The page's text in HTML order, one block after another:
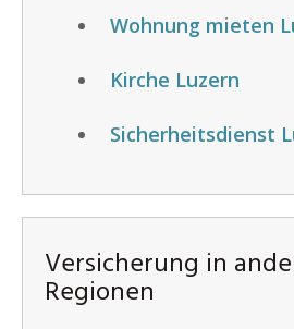
Wohnung mieten
Kirche Luzern
Sicherheitsdienst
Versicherung in
Regionen